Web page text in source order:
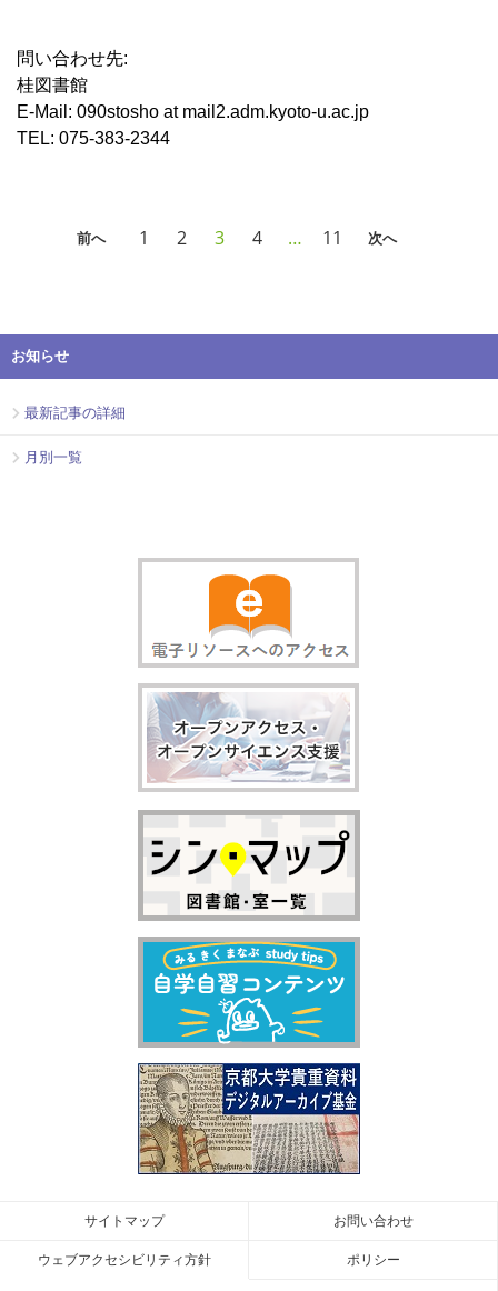
問い合わせ先:
桂図書館
E-Mail: 090stosho at mail2.adm.kyoto-u.ac.jp
TEL: 075-383-2344
前へ 1 2 3 4 … 11 次へ
お知らせ
最新記事の詳細
月別一覧
お問い合わせ
サイトマップ
ポリシー
ウェブアクセシビリティ方針